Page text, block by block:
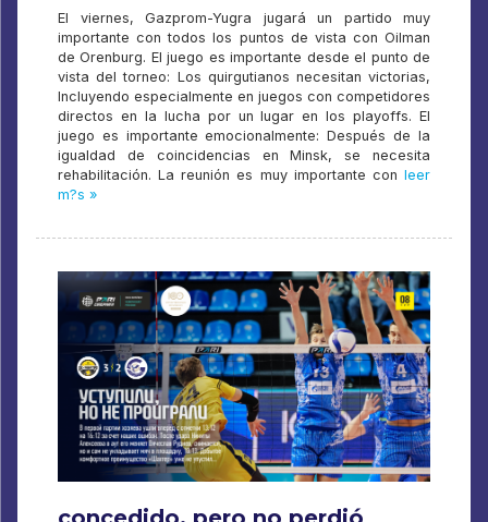
El viernes, Gazprom-Yugra jugará un partido muy
importante con todos los puntos de vista con Oilman
de Orenburg. El juego es importante desde el punto de
vista del torneo: Los quirgutianos necesitan victorias,
Incluyendo especialmente en juegos con competidores
directos en la lucha por un lugar en los playoffs. El
juego es importante emocionalmente: Después de la
igualdad de coincidencias en Minsk, se necesita
rehabilitación. La reunión es muy importante con leer
m?s »